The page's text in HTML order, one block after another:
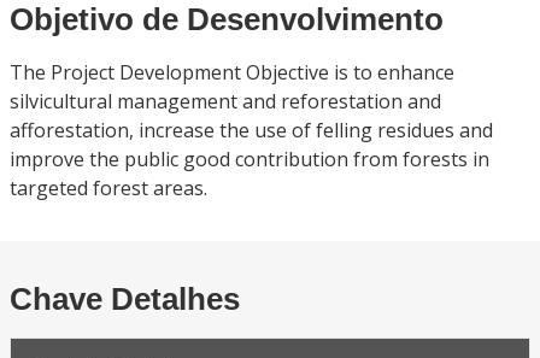
Objetivo de Desenvolvimento
The Project Development Objective is to enhance
silvicultural management and reforestation and
afforestation, increase the use of felling residues and
improve the public good contribution from forests in
targeted forest areas.
Chave Detalhes